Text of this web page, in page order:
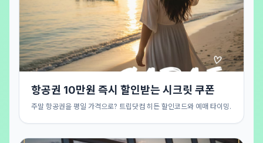
항공권 10만원 즉시 할인받는 시크릿 쿠폰
주말 항공권을 평일 가격으로? 트립닷컴 히든 할인코드와 예매 타이밍.